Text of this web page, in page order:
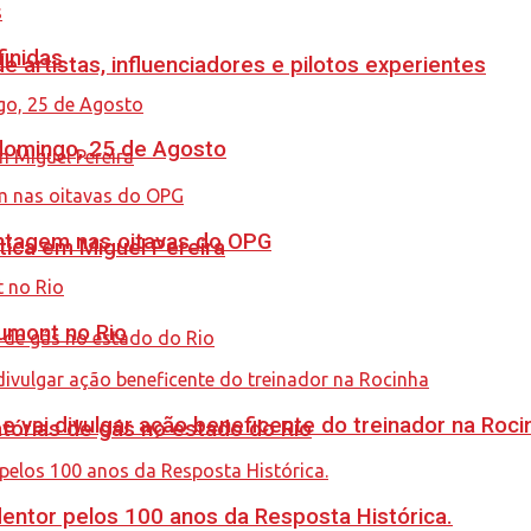
artistas, influenciadores e pilotos experientes
em Miguel Pereira
de gás no estado do Rio
25 de Agosto
nas oitavas do OPG
no Rio
vai divulgar ação beneficente do treinador na
pelos 100 anos da Resposta Histórica.